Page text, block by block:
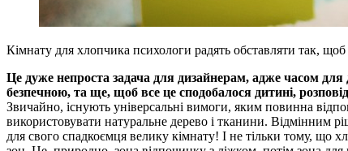
Кімнату для хлопчика психологи радять обставляти так, щоб
Це дуже непроста задача для дизайнерам, адже часом для
безпечною, та ще, щоб все це сподобалося дитині,
Звичайно, існують універсальні вимоги, яким повинна
використовувати натуральне дерево і тканини. Відмінним
для свого спадкоємця велику кімнату! І не тільки тому, що